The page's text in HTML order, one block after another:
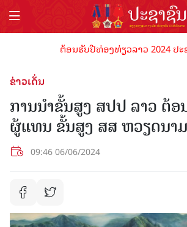
ຕ້ອນຮັບປີທ່ອງທ່ຽວລາວ 2024 ປະຊ
ຂ່າວເດັ່ນ
ການນຳຂັ້ນສູງ ສປປ ລາວ ຕ້ອ
ຜູ້ແທນ ຂັ້ນສູງ ສສ ຫວຽດນາມ
09:46 06/06/2024